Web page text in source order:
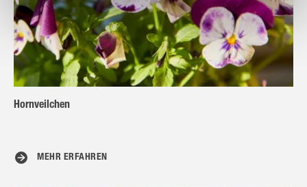
Hornveilchen
MEHR ERFAHREN